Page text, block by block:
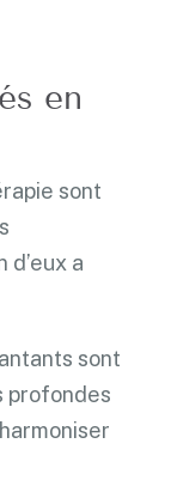
en
sont
a
sont
profondes